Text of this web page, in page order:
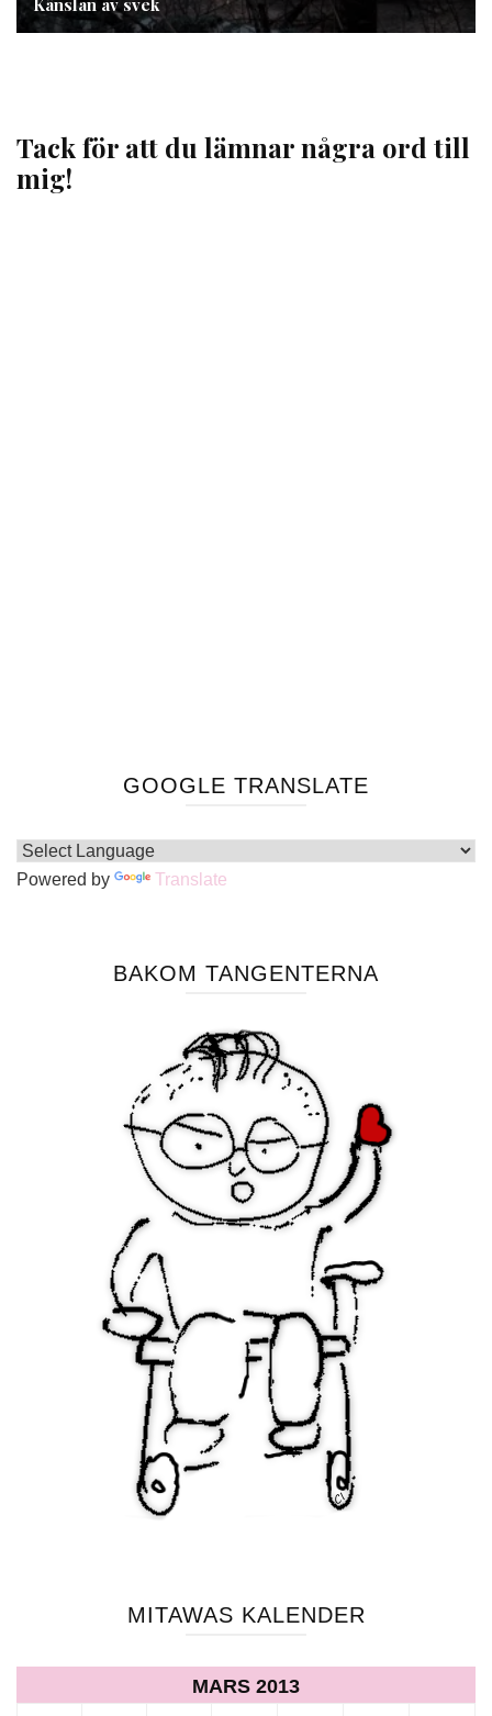
Känslan av svek
Tack för att du lämnar några ord till
mig!
GOOGLE TRANSLATE
Powered by Translate
BAKOM TANGENTERNA
MITAWAS KALENDER
MARS 2013